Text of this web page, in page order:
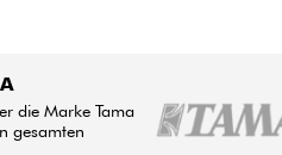
die Marke Tama
gesamten